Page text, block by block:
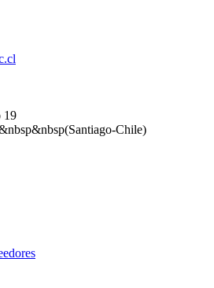
19
Chile)